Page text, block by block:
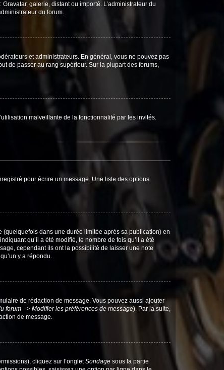
galerie, distant ou importé. L’administrateur du
du forum.
et administrateurs. En général, vous ne pouvez pas
de passer au rang supérieur. Sur la plupart des forums,
malveillante de la fonctionnalité par les invités.
pour écrire un message. Une liste des options
(quelquefois dans une durée limitée après sa publication) en
qu’il a été modifié, le nombre de fois qu’il a été
cependant ils ont la possibilité de laisser une note
y a répondu.
de rédaction de message. Vous pouvez aussi ajouter
forum --> Modifier les préférences de message). Par la suite,
de message.
cliquez sur l’ongletSondage sous la partie